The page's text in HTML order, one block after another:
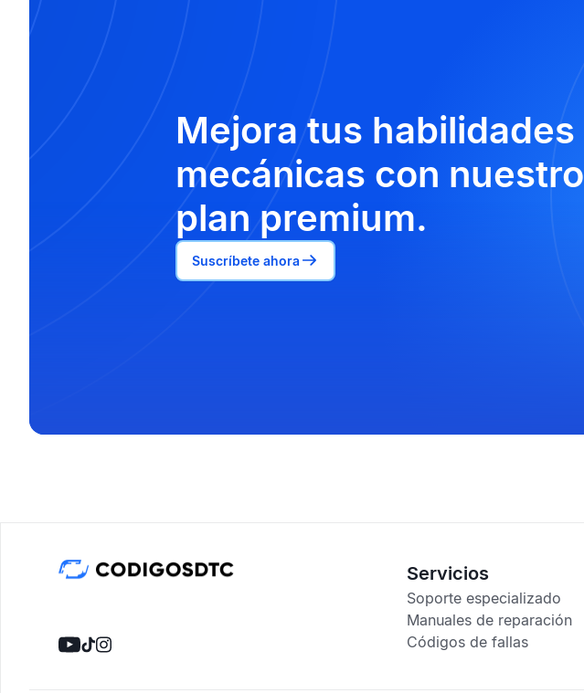
Mejora tus habilidades
mecánicas con nuestro
plan premium.
Suscríbete ahora
Servicios
Soporte especializado
Manuales de reparación
Códigos de fallas